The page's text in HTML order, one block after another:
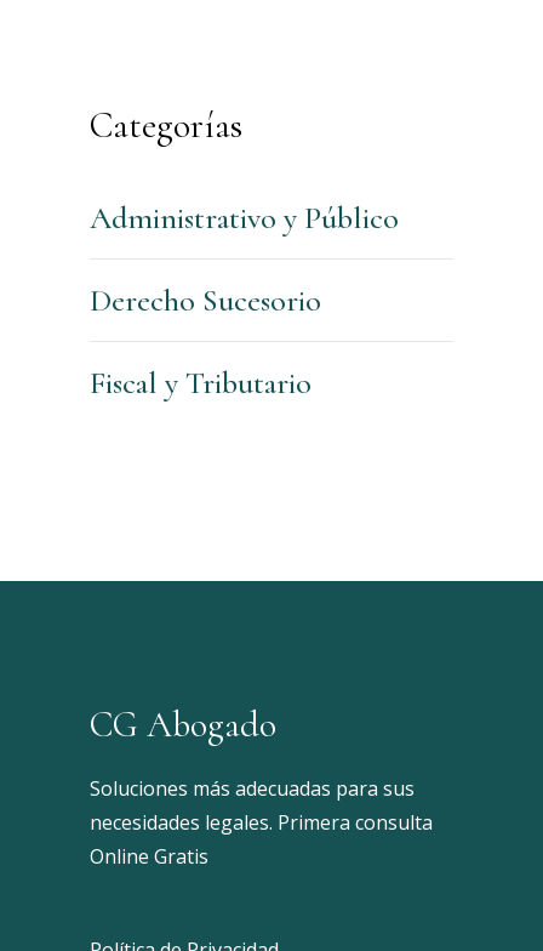
Categorías
Administrativo y Público
Derecho Sucesorio
Fiscal y Tributario
CG Abogado
Soluciones más adecuadas para sus
necesidades legales. Primera consulta
Online Gratis